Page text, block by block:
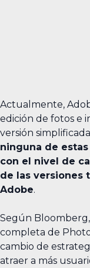
Actualmente,
edición de fotos e
versión
ninguna de
con el nivel de
de las versiones
Adobe.
Según
completa de
cambio de
atraer a más